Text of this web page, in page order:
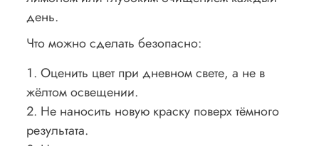
день.
Что можно сделать безопасно:
Оценить цвет при дневном свете, а не в
жёлтом освещении.
Не наносить новую краску поверх тёмного
результата.